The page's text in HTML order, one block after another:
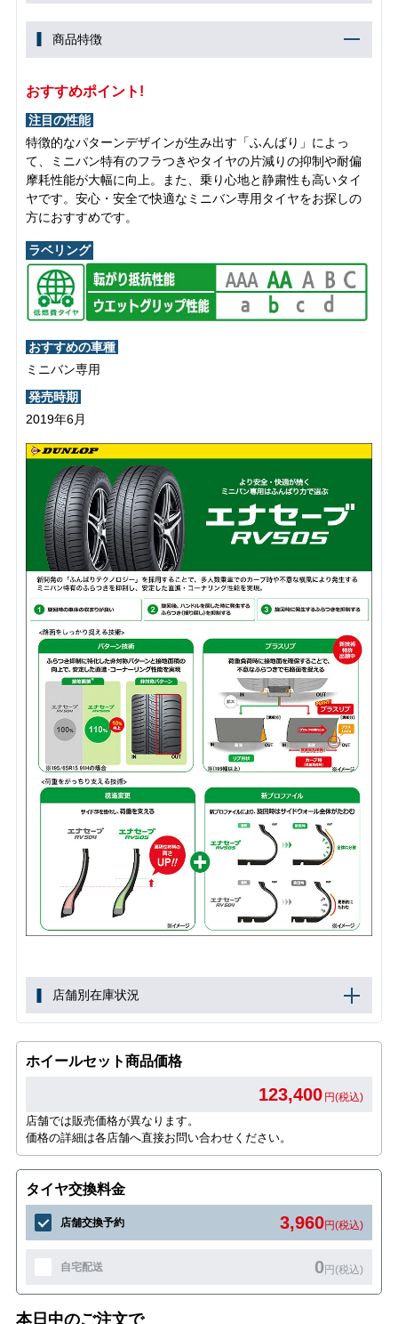
商品特徴
おすすめポイント!
注目の性能
特徴的なパターンデザインが生み出す「ふんばり」によっ
て、ミニバン特有のフラつきやタイヤの片減りの抑制や耐偏
摩耗性能が大幅に向上。また、乗り心地と静粛性も高いタイ
ヤです。安心・安全で快適なミニバン専用タイヤをお探しの
方におすすめです。
ラベリング
おすすめの車種
ミニバン専用
発売時期
2019年6月
店舗別在庫状況
ホイールセット商品価格
123,400 円(税込)
店舗では販売価格が異なります。
価格の詳細は各店舗へ直接お問い合わせください。
タイヤ交換料金
店舗交換予約 3,960円(税込)
自宅配送 0円(税込)
本日中のご注文で